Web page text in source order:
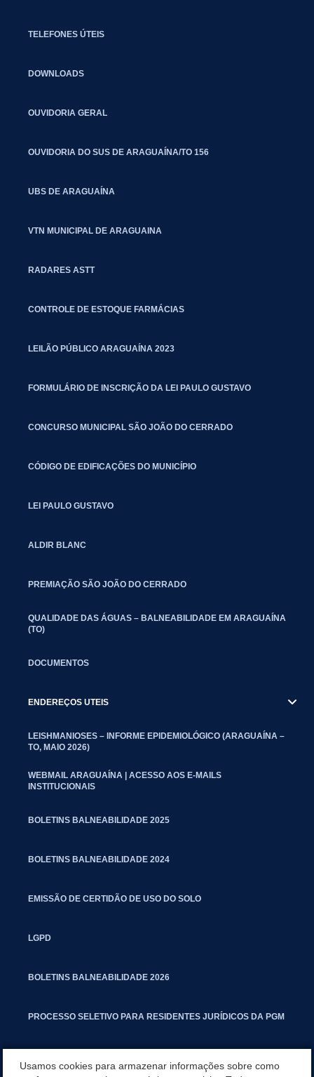
TELEFONES ÚTEIS
DOWNLOADS
OUVIDORIA GERAL
OUVIDORIA DO SUS DE ARAGUAÍNA/TO 156
UBS DE ARAGUAÍNA
VTN MUNICIPAL DE ARAGUAINA
RADARES ASTT
CONTROLE DE ESTOQUE FARMÁCIAS
LEILÃO PÚBLICO ARAGUAÍNA 2023
FORMULÁRIO DE INSCRIÇÃO DA LEI PAULO GUSTAVO
CONCURSO MUNICIPAL SÃO JOÃO DO CERRADO
CÓDIGO DE EDIFICAÇÕES DO MUNICÍPIO
LEI PAULO GUSTAVO
ALDIR BLANC
PREMIAÇÃO SÃO JOÃO DO CERRADO
QUALIDADE DAS ÁGUAS – BALNEABILIDADE EM ARAGUAÍNA
(TO)
DOCUMENTOS
ENDEREÇOS UTEIS
LEISHMANIOSES – INFORME EPIDEMIOLÓGICO (ARAGUAÍNA –
TO, MAIO 2026)
WEBMAIL ARAGUAÍNA | ACESSO AOS E-MAILS
INSTITUCIONAIS
BOLETINS BALNEABILIDADE 2025
BOLETINS BALNEABILIDADE 2024
EMISSÃO DE CERTIDÃO DE USO DO SOLO
LGPD
BOLETINS BALNEABILIDADE 2026
PROCESSO SELETIVO PARA RESIDENTES JURÍDICOS DA PGM
Usamos cookies para armazenar informações sobre como